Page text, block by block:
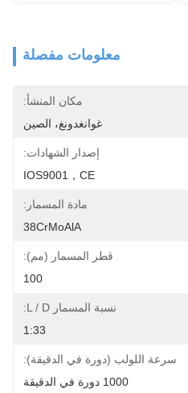
معلومات مفصلة
مكان المنشأ:
غوانغدونغ، الصين
إصدار الشهادات:
IOS9001，CE
مادة المسمار:
38CrMoAlA
قطر المسمار (مم):
100
نسبة المسمار L / D:
1:33
سرعة اللولب (دورة في الدقيقة):
1000 دورة في الدقيقة